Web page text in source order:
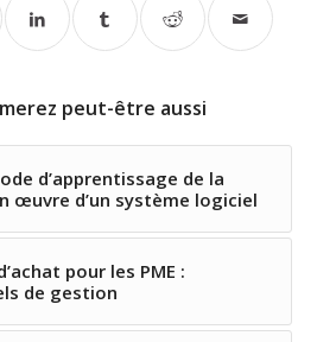
peut-être aussi
d’apprentissage de la
œuvre d’un système logiciel
pour les PME :
de gestion